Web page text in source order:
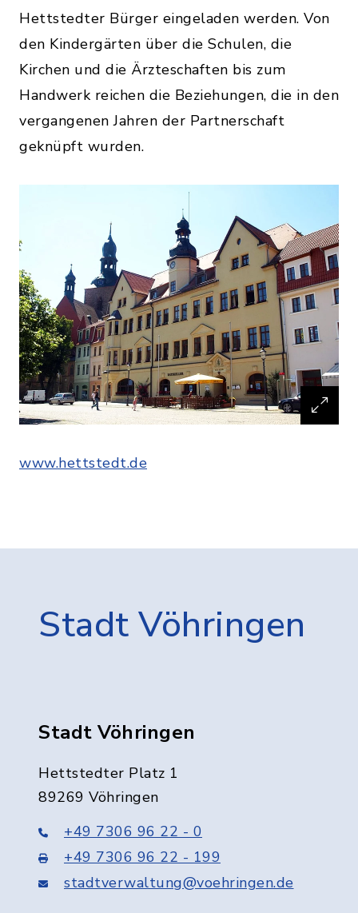
Hettstedter Bürger eingeladen werden. Von
den Kindergärten über die Schulen, die
Kirchen und die Ärzteschaften bis zum
Handwerk reichen die Beziehungen, die in den
vergangenen Jahren der Partnerschaft
geknüpft wurden.
www.hettstedt.de
Stadt Vöhringen
Stadt Vöhringen
Hettstedter Platz 1
89269 Vöhringen
+49 7306 96 22 - 0
+49 7306 96 22 - 199
stadtverwaltung@voehringen.de